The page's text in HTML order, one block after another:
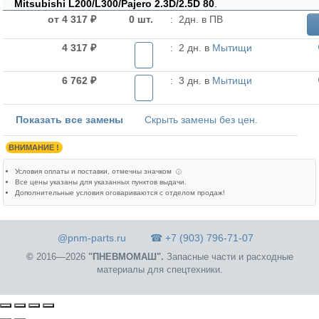
Mitsubishi L200/L300/Pajero 2.3D/2.5D 80.
от 4 317 ₽
0 шт. : 2дн. в ПВ
4 317 ₽ : 2 дн. в Мытищи
6 762 ₽ : 3 дн. в Мытищи
Показать все замены Скрыть замены без цен.
ВНИМАНИЕ !
Условия оплаты и поставки, отмечны значком ⓘ
Все цены указаны для указанных пунктов выдачи.
Дополнительные условия оговариваются с отделом продаж!
@pnm-parts.ru ☎ +7 (903) 796-71-07
©2016—2026 "ПНЕВМОМАШ". Запасные части и расходные
материалы для спецтехники.